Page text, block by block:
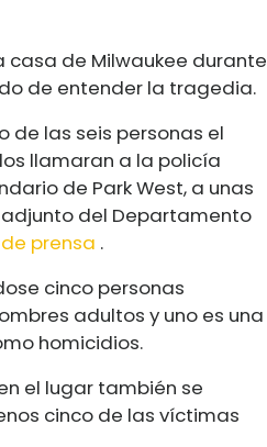
de Milwaukee durante
de entender la tragedia.
de las seis personas el
llamaran a la policía
de Park West, a unas
del Departamento
prensa .
cinco personas
adultos y uno es una
homicidios.
el lugar también se
cinco de las víctimas